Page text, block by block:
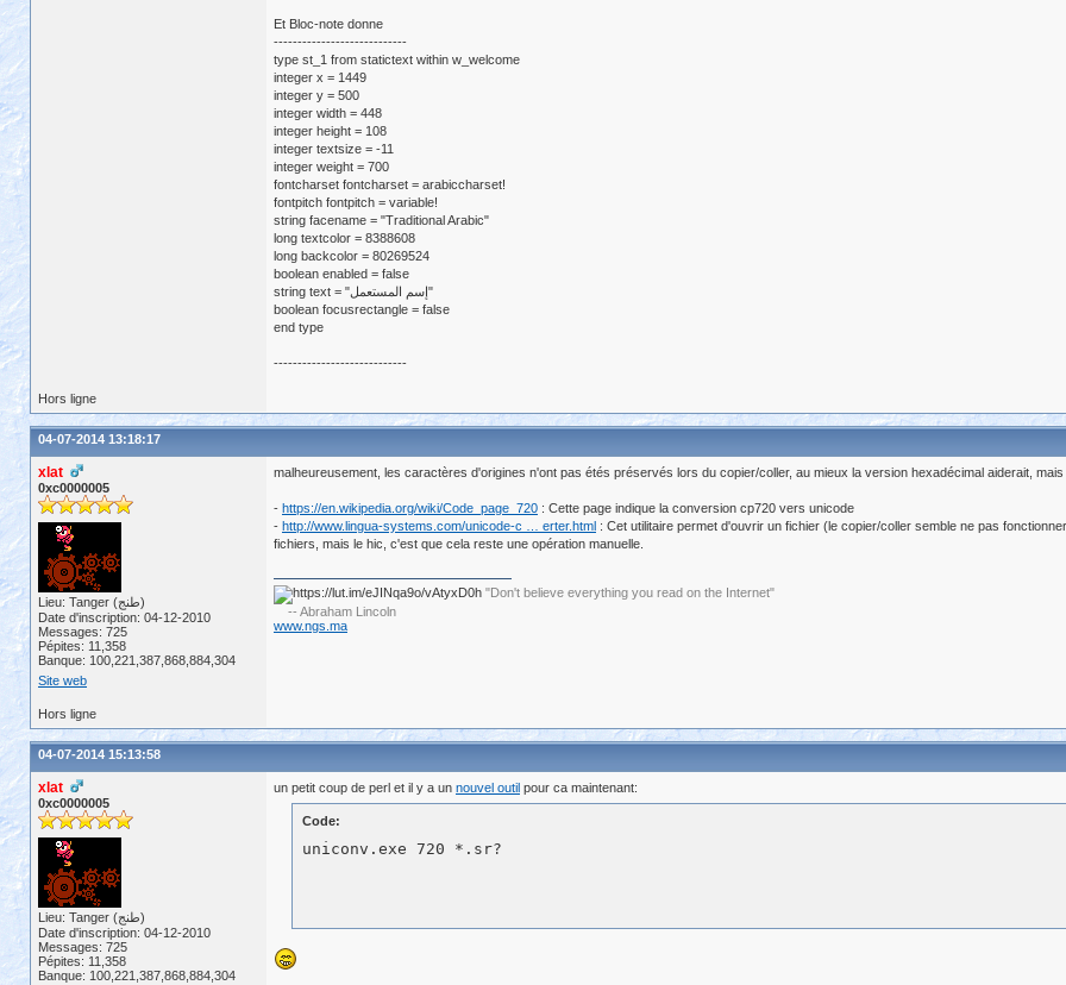
Et Bloc-note donne
----------------------------
type st_1 from statictext within w_welcome
integer x = 1449
integer y = 500
integer width = 448
integer height = 108
integer textsize = -11
integer weight = 700
fontcharset fontcharset = arabiccharset!
fontpitch fontpitch = variable!
string facename = "Traditional Arabic"
long textcolor = 8388608
long backcolor = 80269524
boolean enabled = false
string text = "إسم المستعمل"
boolean focusrectangle = false
end type
----------------------------
Hors ligne
04-07-2014 13:18:17
xlat
0xc0000005
Lieu: Tanger (طنج)
Date d'inscription: 04-12-2010
Messages: 725
Pépites: 11,358
Banque: 100,221,387,868,884,304
Site web
malheureusement, les caractères d'origines n'ont pas étés préservés lors du copier/coller, au mieux la version hexadécimal aiderait, mais
- https://en.wikipedia.org/wiki/Code_page_720 : Cette page indique la conversion cp720 vers unicode
- http://www.lingua-systems.com/unicode-c … erter.html : Cet utilitaire permet d'ouvrir un fichier (le copier/coller semble ne pas
fichiers, mais le hic, c'est que cela reste une opération manuelle.
"Don't believe everything you read on the Internet"
-- Abraham Lincoln
www.ngs.ma
Hors ligne
04-07-2014 15:13:58
xlat
0xc0000005
Lieu: Tanger (طنج)
Date d'inscription: 04-12-2010
Messages: 725
Pépites: 11,358
Banque: 100,221,387,868,884,304
un petit coup de perl et il y a un nouvel outil pour ca maintenant:
Code: